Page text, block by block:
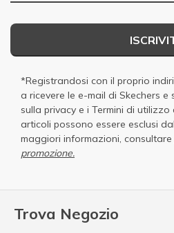
Trova Negozio
*Registrandosi con il proprio
a ricevere le e-mail di Skechers e
sulla privacy e i Termini di utilizzo
articoli possono essere esclusi
maggiori informazioni, consultare
promozione.